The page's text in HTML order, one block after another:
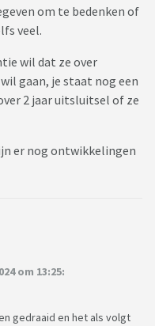
om te bedenken of
veel.
wil dat ze over
gaan, je staat nog een
2 jaar uitsluitsel of ze
er nog ontwikkelingen
om 13:25:
gedraaid en het als volgt